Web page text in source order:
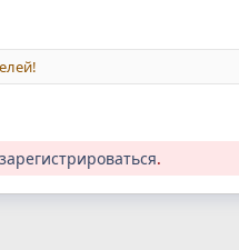
зарегистрироваться.